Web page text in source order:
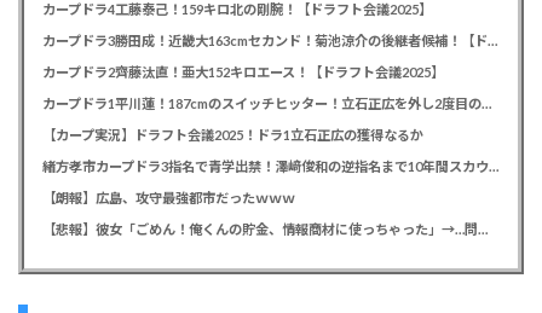
カープドラ4工藤泰己！159キロ北の剛腕！【ドラフト会議2025】
カープドラ3勝田成！近畿大163cmセカンド！菊池涼介の後継者候補！【ドラフト会議2025】
カープドラ2齊藤汰直！亜大152キロエース！【ドラフト会議2025】
カープドラ1平川蓮！187cmのスイッチヒッター！立石正広を外し2度目の重複も新井監督がクジを引き当てる！【ドラフト会議2025】
【カープ実況】ドラフト会議2025！ドラ1立石正広の獲得なるか
緒方孝市カープドラ3指名で青学出禁！澤﨑俊和の逆指名まで10年間スカウト出禁
【朗報】広島、攻守最強都市だったｗｗｗ
【悲報】彼女「ごめん！俺くんの貯金、情報商材に使っちゃった」→…問い詰めたらギャン泣きされたんだが俺が悪いのか？